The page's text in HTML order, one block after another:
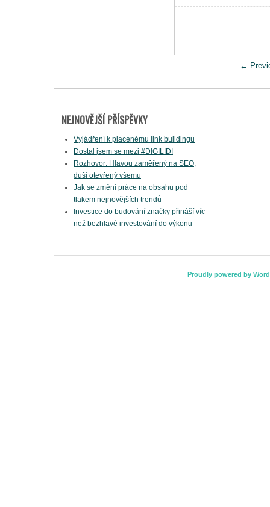
←
NEJNOVĚJŠÍ PŘÍSPĚVKY
Vyjádření k placenému link buildingu
Dostal jsem se mezi #DIGILIDI
Rozhovor: Hlavou zaměřený na SEO,
duší otevřený všemu
Jak se změní práce na obsahu pod
tlakem nejnovějších trendů
Investice do budování značky přináší víc
než bezhlavé investování do výkonu
Proudly powered by